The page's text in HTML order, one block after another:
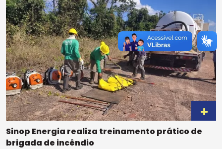
Sinop Energia realiza treinamento prático de
brigada de incêndio